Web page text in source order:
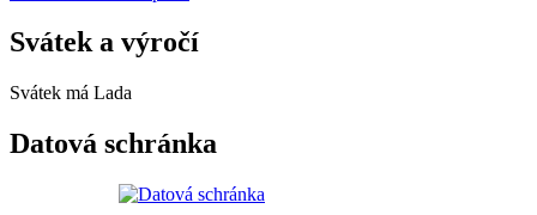
Svátek a výročí
Svátek má Lada
Datová schránka